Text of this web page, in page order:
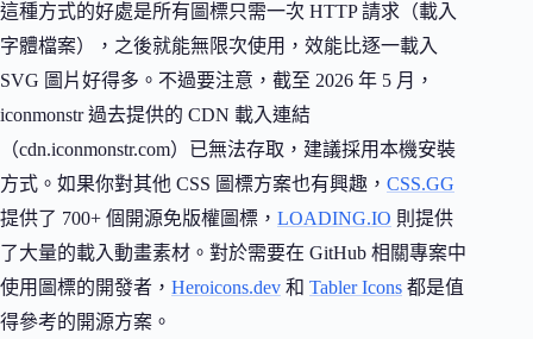
這種方式的好處是所有圖標只需一次 HTTP 請求（載入
字體檔案），之後就能無限次使用，效能比逐一載入
SVG 圖片好得多。不過要注意，截至 2026 年 5 月，
iconmonstr 過去提供的 CDN 載入連結
（cdn.iconmonstr.com）已無法存取，建議採用本機安裝
方式。如果你對其他 CSS 圖標方案也有興趣， CSS.GG
提供了 700+ 個開源免版權圖標， LOADING.IO 則提供
了大量的載入動畫素材。對於需要在 GitHub 相關專案中
使用圖標的開發者， Heroicons.dev 和 Tabler Icons 都是值
得參考的開源方案。